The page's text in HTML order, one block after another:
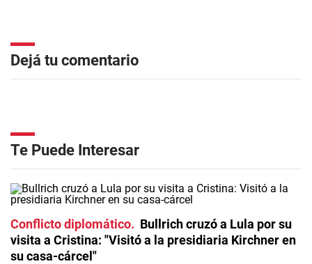
Dejá tu comentario
Te Puede Interesar
Conflicto diplomático
Bullrich cruzó a Lula por su
visita a Cristina: "Visitó a la presidiaria Kirchner en
su casa-cárcel"